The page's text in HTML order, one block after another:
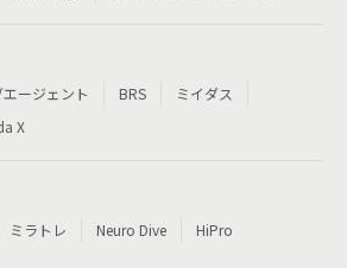
ージェント BRS
ミイダス
X
ミラトレ Neuro Dive HiPro